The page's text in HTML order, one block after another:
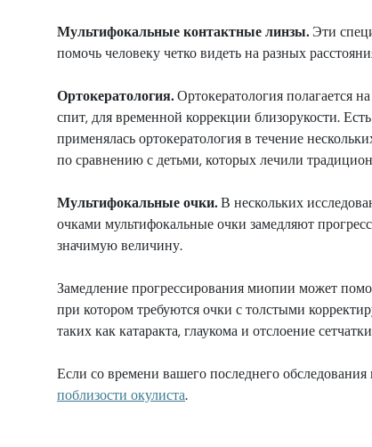
Мультифокальные контактные линзы. Эти
помочь человеку четко видеть на разных
Ортокератология.Ортокератология полагается
спит, для временной коррекции близорукости.
применялась ортокератология в течение
по сравнению с детьми, которых лечили
Мультифокальные очки.В нескольких
очками мультифокальные очки замедляют
значимую величину.
Замедление прогрессирования миопии может
при котором требуются очки с толстыми
таких как катаракта, глаукома и отслоение
Если со времени вашего последнего
поблизости окулиста.